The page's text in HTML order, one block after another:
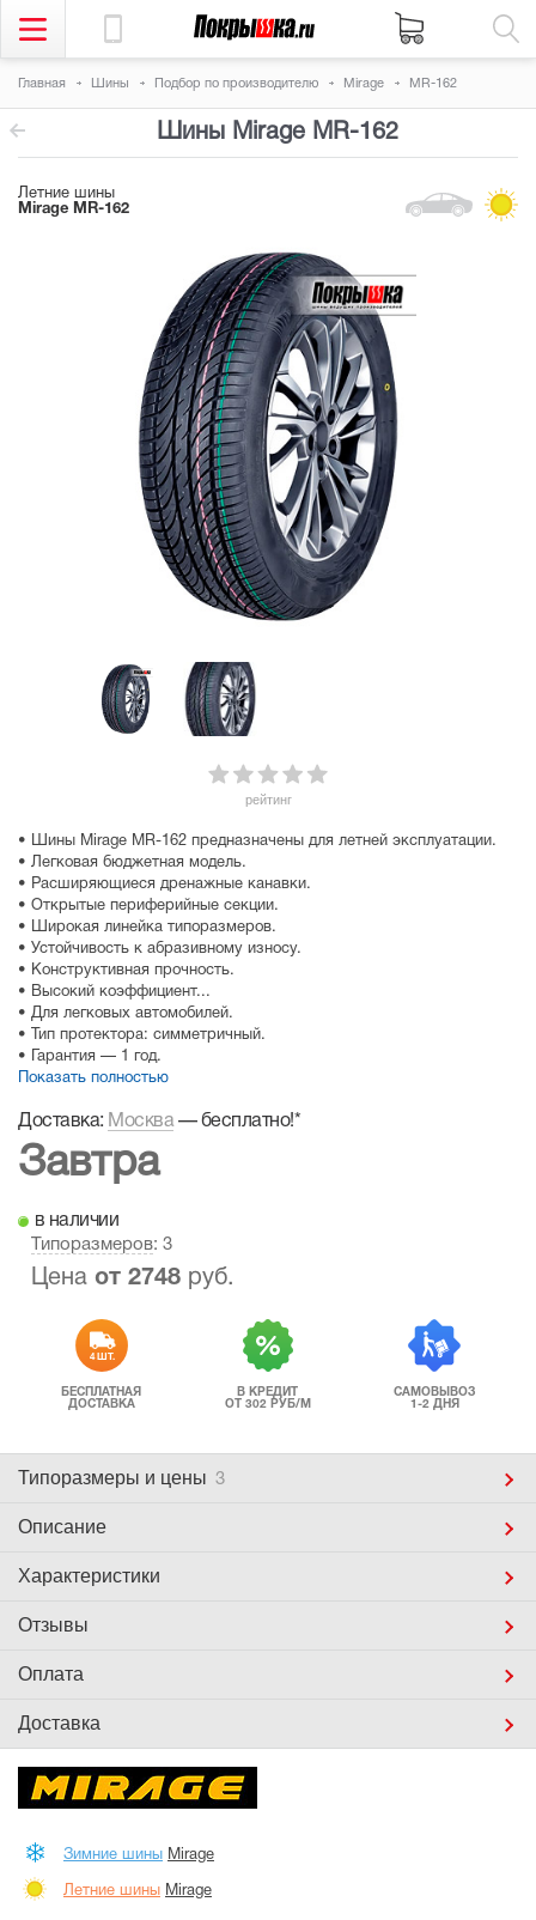
Главная Шины Подбор по производителю Mirage MR-162
Шины Mirage MR-162
Летние шины
Mirage MR-162
рейтинг
• Шины Mirage MR-162 предназначены для летней эксплуатации.
• Легковая бюджетная модель.
• Расширяющиеся дренажные канавки.
• Открытые периферийные секции.
• Широкая линейка типоразмеров.
• Устойчивость к абразивному износу.
• Конструктивная прочность.
• Высокий коэффициент...
• Для легковых автомобилей.
• Тип протектора: симметричный.
• Гарантия — 1 год.
Показать полностью
Доставка: Москва— бесплатно!*
Завтра
в наличии
Типоразмеров: 3
Цена от 2748 руб.
4 ШТ.
БЕСПЛАТНАЯ
ДОСТАВКА
В КРЕДИТ
ОТ 302 РУБ/М
САМОВЫВОЗ
1-2 ДНЯ
Типоразмеры и цены 3
Описание
Характеристики
Отзывы
Оплата
Доставка
Зимние шины Mirage
Летние шины Mirage